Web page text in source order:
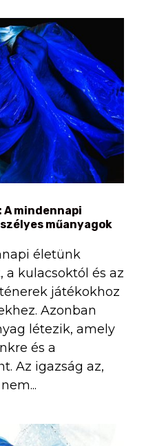
mindennapi
műanyagok
életünk
a kulacsoktól és az
játékokhoz
Azonban
létezik, amely
és a
Az igazság az,